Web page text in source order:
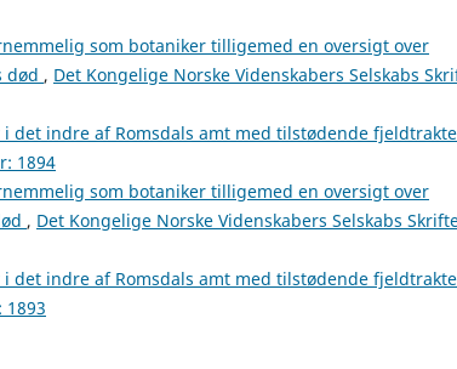
som botaniker tilligemed en oversigt over
død , Det Kongelige Norske Videnskabers Selskabs
det indre af Romsdals amt med tilstødende
1894
som botaniker tilligemed en oversigt over
, Det Kongelige Norske Videnskabers Selskabs
det indre af Romsdals amt med tilstødende
1893